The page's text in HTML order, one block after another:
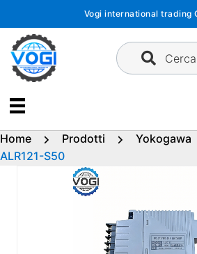
contenuto
Vogi international trading
Cerca
Home Prodotti Yokogawa
ALR121-S50